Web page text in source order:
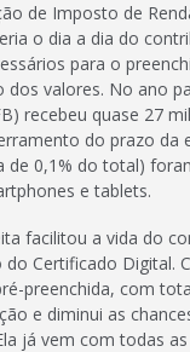
de Imposto de
o dia a dia do
para o
valores. No ano
recebeu quase 27
do prazo da
de 0,1% do total)
e tablets.
facilitou a vida do
do Certificado Digital.
preenchida, com
e diminui as
já vem com todas